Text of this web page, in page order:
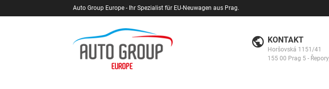
Auto Group Europe - Ihr Spezialist für EU-Neuwagen aus Prag.
KONTAKT
Horšovská 1151/41
155 00 Prag 5 -